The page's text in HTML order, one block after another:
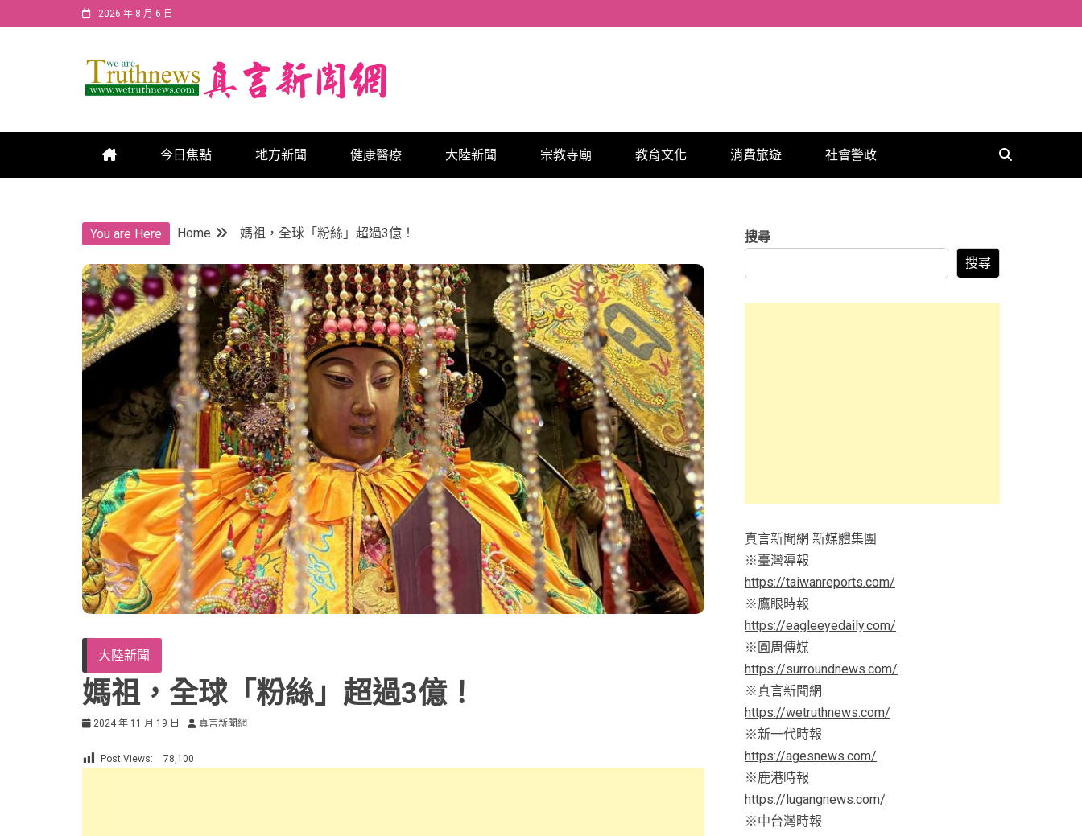
to
2026 年 8 月 6 日
真言新聞網
今日焦點 地方新聞 健康醫療 大陸新聞 宗教寺廟 教育文化 消費旅遊 社會警政
You are Here Home 媽祖，全球「粉絲」超過3億！
大陸新聞
媽祖，全球「粉絲」超過3億！
2024 年 11 月 19 日 真言新聞網
Post Views: 78,100
搜尋
搜尋
真言新聞網 新媒體集團
※臺灣導報
https://taiwanreports.com/
※鷹眼時報
https://eagleeyedaily.com/
※圓周傳媒
https://surroundnews.com/
※真言新聞網
https://wetruthnews.com/
※新一代時報
https://agesnews.com/
※鹿港時報
https://lugangnews.com/
※中台灣時報